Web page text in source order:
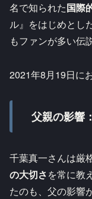
名で知られた国際
ル』をはじめとし
もファンが多い伝
2021年8月19日に
父親の影響
千葉真一さんは厳
の大切さを常に教
たのも、父の影響